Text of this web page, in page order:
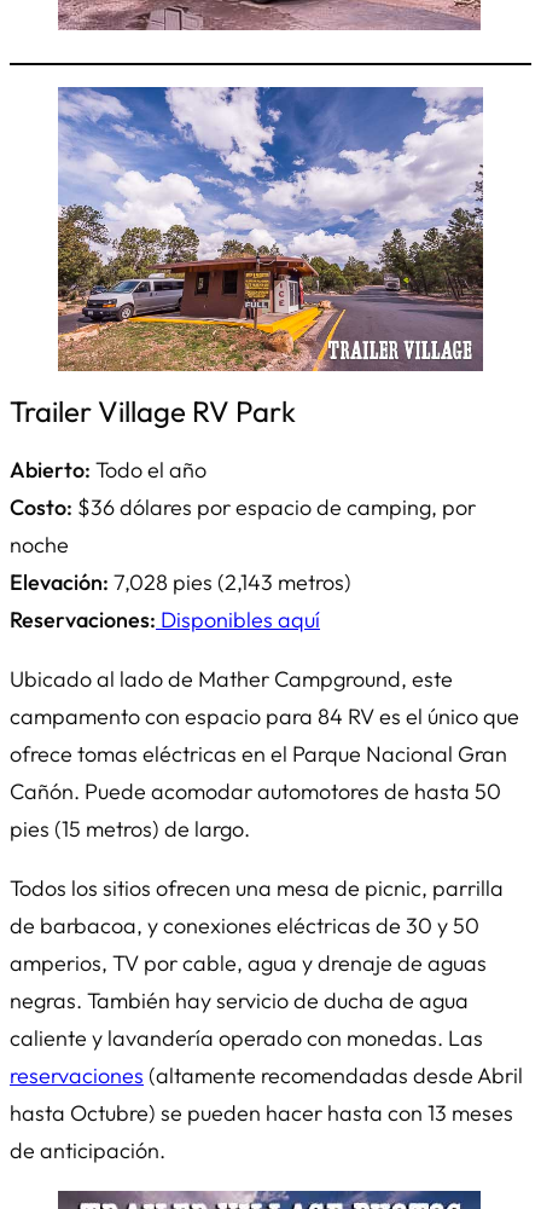
Trailer Village RV Park
Abierto: Todo el año
Costo: $36 dólares por espacio de camping, por
noche
Elevación: 7,028 pies (2,143 metros)
Reservaciones: Disponibles aquí
Ubicado al lado de Mather Campground, este
campamento con espacio para 84 RV es el único que
ofrece tomas eléctricas en el Parque Nacional Gran
Cañón. Puede acomodar automotores de hasta 50
pies (15 metros) de largo.
Todos los sitios ofrecen una mesa de picnic, parrilla
de barbacoa, y conexiones eléctricas de 30 y 50
amperios, TV por cable, agua y drenaje de aguas
negras. También hay servicio de ducha de agua
caliente y lavandería operado con monedas. Las
reservaciones (altamente recomendadas desde Abril
hasta Octubre) se pueden hacer hasta con 13 meses
de anticipación.